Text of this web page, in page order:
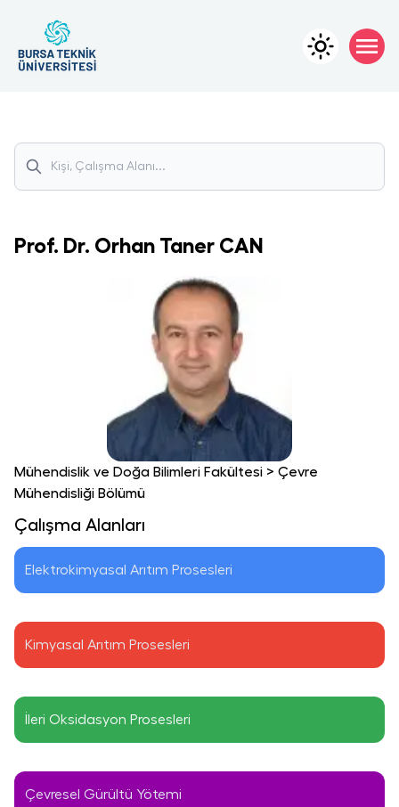
Prof. Dr. Orhan Taner CAN
Mühendislik ve Doğa Bilimleri Fakültesi > Çevre
Mühendisliği Bölümü
Çalışma Alanları
Elektrokimyasal Arıtım Prosesleri
Kimyasal Arıtım Prosesleri
İleri Oksidasyon Prosesleri
Çevresel Gürültü Yötemi